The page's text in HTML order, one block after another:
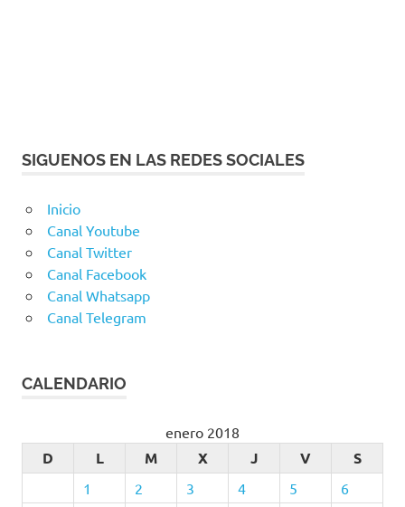
SIGUENOS EN LAS REDES SOCIALES
Inicio
Canal Youtube
Canal Twitter
Canal Facebook
Canal Whatsapp
Canal Telegram
CALENDARIO
enero 2018
D L M X J V S
1 2 3 4 5
6